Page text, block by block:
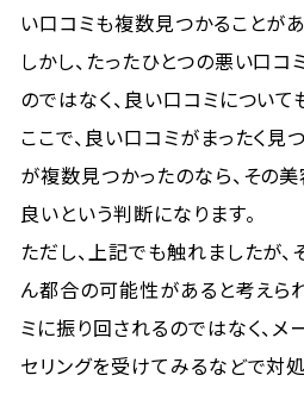
い口コミも複数見つかることがあ
しかし、たったひとつの悪い口コ
のではなく、良い口コミについて
ここで、良い口コミがまったく見
が複数見つかったのなら、その
良いという判断になります。
ただし、上記でも触れましたが
ん都合の可能性があると考えら
ミに振り回されるのではなく、メ
セリングを受けてみるなどで対処